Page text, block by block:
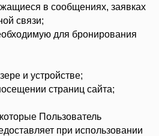
в сообщениях, заявках
связи;
для бронирования
и устройстве;
страниц сайта;
Пользователь
при использовании